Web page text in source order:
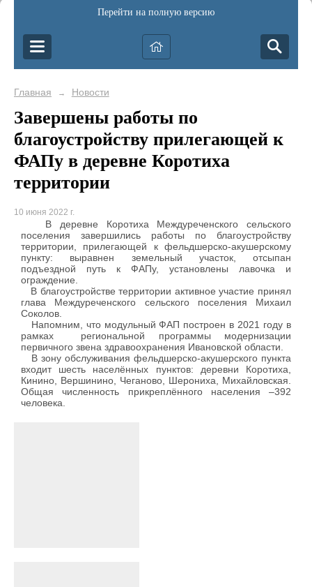
Перейти на полную версию
Главная → Новости
Завершены работы по
благоустройству прилегающей к
ФАПу в деревне Коротиха
территории
10 июня 2022 г.
В деревне Коротиха Междуреченского сельского
поселения завершились работы по благоустройству
территории, прилегающей к фельдшерско-акушерскому
пункту: выравнен земельный участок, отсыпан
подъездной путь к ФАПу, установлены лавочка и
ограждение.
В благоустройстве территории активное участие принял
глава Междуреченского сельского поселения Михаил
Соколов.
Напомним, что модульный ФАП построен в 2021 году в
рамках региональной программы модернизации
первичного звена здравоохранения Ивановской области.
В зону обслуживания фельдшерско-акушерского пункта
входит шесть населённых пунктов: деревни Коротиха,
Кинино, Вершинино, Чеганово, Шерониха, Михайловская.
Общая численность прикреплённого населения –392
человека.